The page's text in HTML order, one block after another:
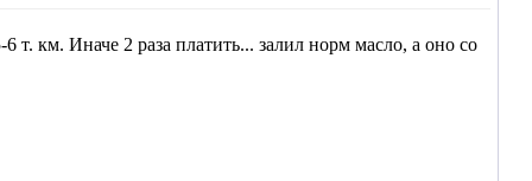
т. км. Иначе 2 раза платить... залил норм масло, а оно со